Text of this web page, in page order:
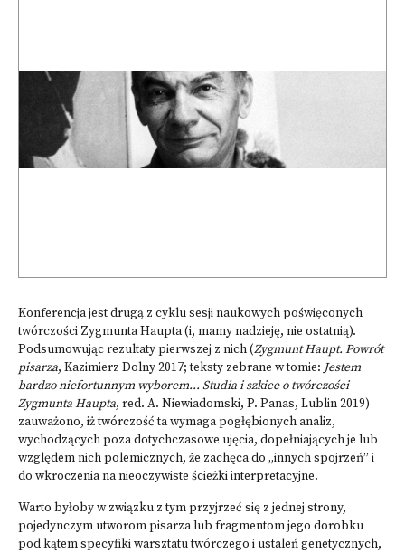
Konferencja jest drugą z cyklu sesji naukowych poświęconych
twórczości Zygmunta Haupta (i, mamy nadzieję, nie ostatnią).
Podsumowując rezultaty pierwszej z nich (Zygmunt Haupt. Powrót
pisarza, Kazimierz Dolny 2017; teksty zebrane w tomie: Jestem
bardzo niefortunnym wyborem... Studia i szkice o twórczości
Zygmunta Haupta, red. A. Niewiadomski, P. Panas, Lublin 2019)
zauważono, iż twórczość ta wymaga pogłębionych analiz,
wychodzących poza dotychczasowe ujęcia, dopełniających je lub
względem nich polemicznych, że zachęca do „innych spojrzeń” i
do wkroczenia na nieoczywiste ścieżki interpretacyjne.
Warto byłoby w związku z tym przyjrzeć się z jednej strony,
pojedynczym utworom pisarza lub fragmentom jego dorobku
pod kątem specyfiki warsztatu twórczego i ustaleń genetycznych,